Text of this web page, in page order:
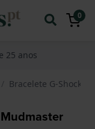
0
25 anos
Bracelete G-Shock